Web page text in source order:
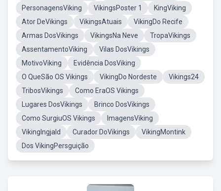
PersonagensViking
VikingsPoster 1
KingViking
Ator DeVikings
VikingsAtuais
VikingDo Recife
Armas DosVikings
VikingsNa Neve
TropaVikings
AssentamentoViking
Vilas DosVikings
MotivoViking
Evidência DosViking
O QueSão OS Vikings
VikingDo Nordeste
Vikings24
TribosVikings
Como EraOS Vikings
Lugares DosVikings
Brinco DosVikings
Como SurgiuOS Vikings
ImagensViking
VikingIngjald
Curador DoVikings
VikingMontink
Dos VikingPersguição